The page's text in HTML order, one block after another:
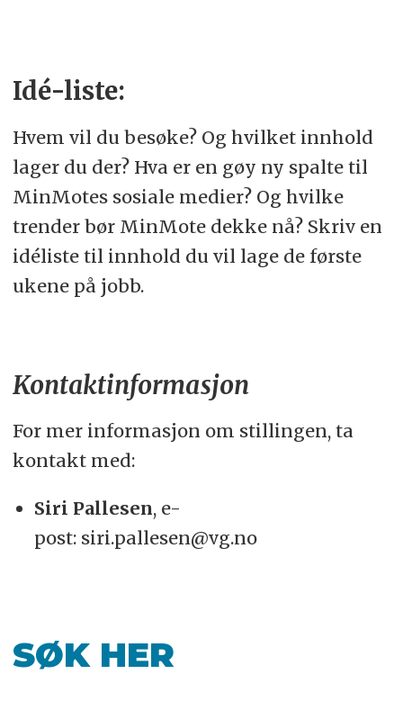
Idé-liste:
Hvem vil du besøke? Og hvilket innhold
lager du der? Hva er en gøy ny spalte til
MinMotes sosiale medier? Og hvilke
trender bør MinMote dekke nå? Skriv en
idéliste til innhold du vil lage de første
ukene på jobb.
Kontaktinformasjon
For mer informasjon om stillingen, ta
kontakt med:
Siri Pallesen, e-
post: siri.pallesen@vg.no
SØK HER